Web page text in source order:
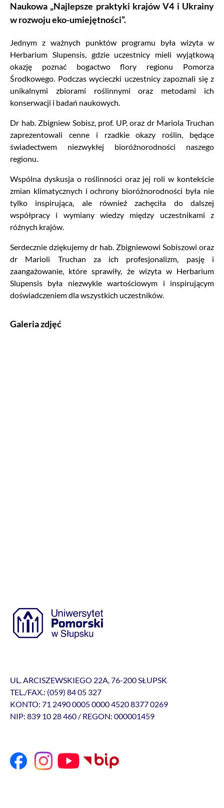
Naukowa „Najlepsze praktyki krajów V4 i Ukrainy
w rozwoju eko-umiejętności”.
Jednym z ważnych punktów programu była wizyta w
Herbarium Slupensis, gdzie uczestnicy mieli wyjątkową
okazję poznać bogactwo flory regionu Pomorza
Środkowego. Podczas wycieczki uczestnicy zapoznali się z
unikalnymi zbiorami roślinnymi oraz metodami ich
konserwacji i badań naukowych.
Dr hab. Zbigniew Sobisz, prof. UP, oraz dr Mariola Truchan
zaprezentowali cenne i rzadkie okazy roślin, będące
świadectwem niezwykłej bioróżnorodności naszego
regionu.
Wspólna dyskusja o roślinności oraz jej roli w kontekście
zmian klimatycznych i ochrony bioróżnorodności była nie
tylko inspirująca, ale również zachęciła do dalszej
współpracy i wymiany wiedzy między uczestnikami z
różnych krajów.
Serdecznie dziękujemy dr hab. Zbigniewowi Sobiszowi oraz
dr Marioli Truchan za ich profesjonalizm, pasję i
zaangażowanie, które sprawiły, że wizyta w Herbarium
Slupensis była niezwykle wartościowym i inspirującym
doświadczeniem dla wszystkich uczestników.
Galeria zdjęć
UL. ARCISZEWSKIEGO 22A, 76-200 SŁUPSK
TEL./FAX.: (059) 84 05 327
KONTO: 71 2490 0005 0000 4520 8377 0269
NIP: 839 10 28 460 / REGON: 000001459